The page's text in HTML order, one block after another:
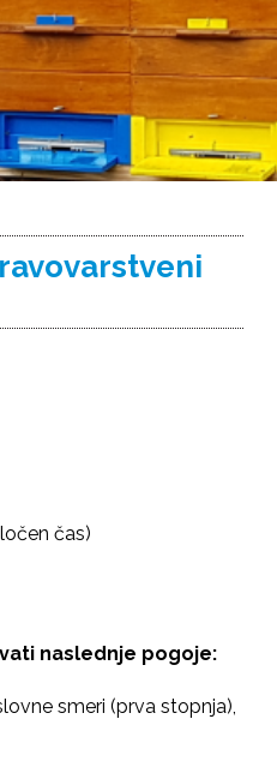
čas)
Ž
naslednje pogoje:
smeri (prva stopnja),